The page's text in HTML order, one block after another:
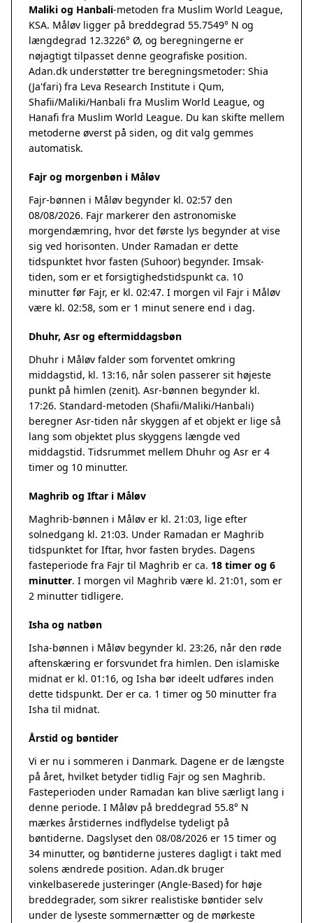
Maliki og Hanbali-metoden fra Muslim World League,
KSA. Måløv ligger på breddegrad 55.7549° N og
længdegrad 12.3226° Ø, og beregningerne er
nøjagtigt tilpasset denne geografiske position.
Adan.dk understøtter tre beregningsmetoder: Shia
(Ja'fari) fra Leva Research Institute i Qum,
Shafii/Maliki/Hanbali fra Muslim World League, og
Hanafi fra Muslim World League. Du kan skifte mellem
metoderne øverst på siden, og dit valg gemmes
automatisk.
Fajr og morgenbøn i Måløv
Fajr-bønnen i Måløv begynder kl. 02:57 den
08/08/2026. Fajr markerer den astronomiske
morgendæmring, hvor det første lys begynder at vise
sig ved horisonten. Under Ramadan er dette
tidspunktet hvor fasten (Suhoor) begynder. Imsak-
tiden, som er et forsigtighedstidspunkt ca. 10
minutter før Fajr, er kl. 02:47. I morgen vil Fajr i Måløv
være kl. 02:58, som er 1 minut senere end i dag.
Dhuhr, Asr og eftermiddagsbøn
Dhuhr i Måløv falder som forventet omkring
middagstid, kl. 13:16, når solen passerer sit højeste
punkt på himlen (zenit). Asr-bønnen begynder kl.
17:26. Standard-metoden (Shafii/Maliki/Hanbali)
beregner Asr-tiden når skyggen af et objekt er lige så
lang som objektet plus skyggens længde ved
middagstid. Tidsrummet mellem Dhuhr og Asr er 4
timer og 10 minutter.
Maghrib og Iftar i Måløv
Maghrib-bønnen i Måløv er kl. 21:03, lige efter
solnedgang kl. 21:03. Under Ramadan er Maghrib
tidspunktet for Iftar, hvor fasten brydes. Dagens
fasteperiode fra Fajr til Maghrib er ca. 18 timer og 6
minutter. I morgen vil Maghrib være kl. 21:01, som er
2 minutter tidligere.
Isha og natbøn
Isha-bønnen i Måløv begynder kl. 23:26, når den røde
aftenskæring er forsvundet fra himlen. Den islamiske
midnat er kl. 01:16, og Isha bør ideelt udføres inden
dette tidspunkt. Der er ca. 1 timer og 50 minutter fra
Isha til midnat.
Årstid og bøntider
Vi er nu i sommeren i Danmark. Dagene er de længste
på året, hvilket betyder tidlig Fajr og sen Maghrib.
Fasteperioden under Ramadan kan blive særligt lang i
denne periode. I Måløv på breddegrad 55.8° N
mærkes årstidernes indflydelse tydeligt på
bøntiderne. Dagslyset den 08/08/2026 er 15 timer og
34 minutter, og bøntiderne justeres dagligt i takt med
solens ændrede position. Adan.dk bruger
vinkelbaserede justeringer (Angle-Based) for høje
breddegrader, som sikrer realistiske bøntider selv
under de lyseste sommernætter og de mørkeste